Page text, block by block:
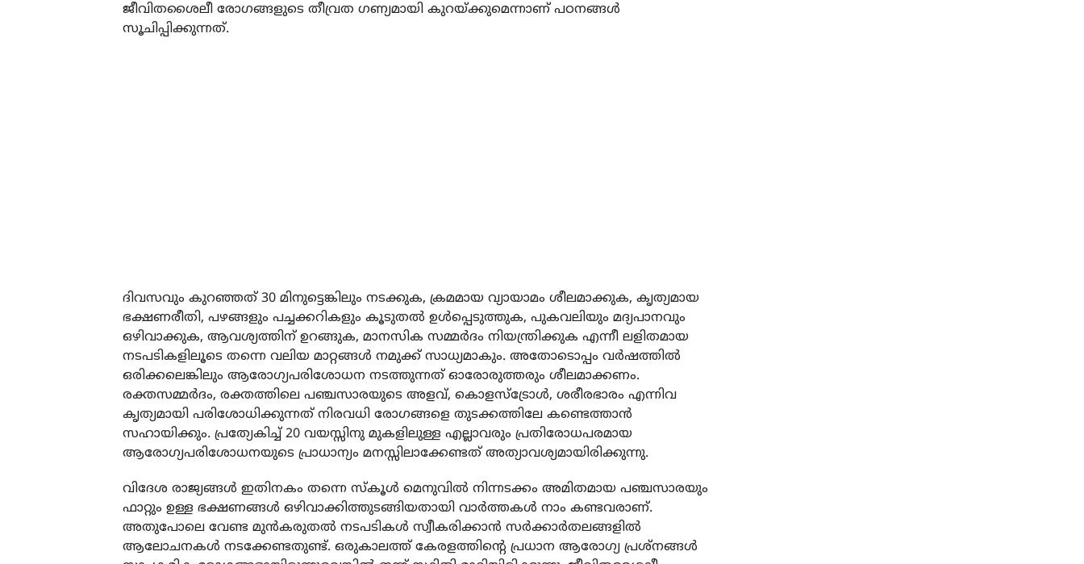
ജീവിതശൈലീ രോഗങ്ങളുടെ തീവ്രത ഗണ്യമായി കുറയ്ക്കുമെന്നാണ് പഠനങ്ങള്‍
സൂചിപ്പിക്കുന്നത്.
ദിവസവും കുറഞ്ഞത് 30 മിനുട്ടെങ്കിലും നടക്കുക, ക്രമമായ വ്യായാമം ശീലമാക്കുക, കൃത്യമായ
ഭക്ഷണരീതി, പഴങ്ങളും പച്ചക്കറികളും കൂടുതല്‍ ഉള്‍പ്പെടുത്തുക, പുകവലിയും മദ്യപാനവും
ഒഴിവാക്കുക, ആവശ്യത്തിന് ഉറങ്ങുക, മാനസിക സമ്മര്‍ദം നിയന്ത്രിക്കുക എന്നീ ലളിതമായ
നടപടികളിലൂടെ തന്നെ വലിയ മാറ്റങ്ങള്‍ നമുക്ക് സാധ്യമാകും. അതോടൊപ്പം വര്‍ഷത്തില്‍
ഒരിക്കലെങ്കിലും ആരോഗ്യപരിശോധന നടത്തുന്നത് ഓരോരുത്തരും ശീലമാക്കണം.
രക്തസമ്മര്‍ദം, രക്തത്തിലെ പഞ്ചസാരയുടെ അളവ്, കൊളസ്ട്രോള്‍, ശരീരഭാരം എന്നിവ
കൃത്യമായി പരിശോധിക്കുന്നത് നിരവധി രോഗങ്ങളെ തുടക്കത്തിലേ കണ്ടെത്താന്‍
സഹായിക്കും. പ്രത്യേകിച്ച് 20 വയസ്സിനു മുകളിലുള്ള എല്ലാവരും പ്രതിരോധപരമായ
ആരോഗ്യപരിശോധനയുടെ പ്രാധാന്യം മനസ്സിലാക്കേണ്ടത് അത്യാവശ്യമായിരിക്കുന്നു.
വിദേശ രാജ്യങ്ങള്‍ ഇതിനകം തന്നെ സ്‌കൂള്‍ മെനുവില്‍ നിന്നടക്കം അമിതമായ പഞ്ചസാരയും
ഫാറ്റും ഉള്ള ഭക്ഷണങ്ങള്‍ ഒഴിവാക്കിത്തുടങ്ങിയതായി വാര്‍ത്തകള്‍ നാം കണ്ടവരാണ്.
അതുപോലെ വേണ്ട മുന്‍കരുതല്‍ നടപടികള്‍ സ്വീകരിക്കാന്‍ സര്‍ക്കാര്‍തലങ്ങളില്‍
ആലോചനകള്‍ നടക്കേണ്ടതുണ്ട്. ഒരുകാലത്ത് കേരളത്തിന്റെ പ്രധാന ആരോഗ്യ പ്രശ്‌നങ്ങള്‍